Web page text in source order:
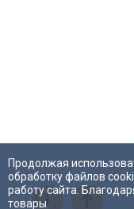
Продолжая
обработку файлов
работу сайта.
товары.i